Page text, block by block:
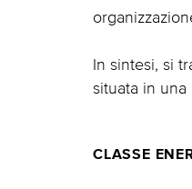
In sintesi, si
situata in una
CLASSE